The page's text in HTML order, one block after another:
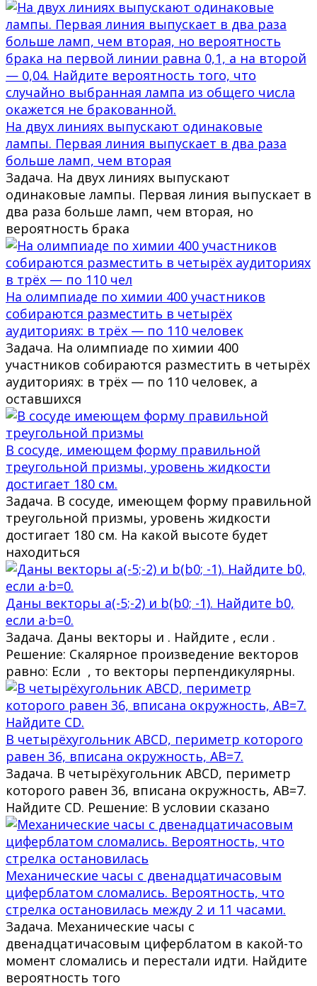
На двух линиях выпускают одинаковые
лампы. Первая линия выпускает в два раза
больше ламп, чем вторая
Задача. На двух линиях выпускают
одинаковые лампы. Первая линия выпускает в
два раза больше ламп, чем вторая, но
вероятность брака
На олимпиаде по химии 400 участников
собираются разместить в четырёх
аудиториях: в трёх — по 110 человек
Задача. На олимпиаде по химии 400
участников собираются разместить в четырёх
аудиториях: в трёх — по 110 человек, а
оставшихся
В сосуде, имеющем форму правильной
треугольной призмы, уровень жидкости
достигает 180 см.
Задача. В сосуде, имеющем форму правильной
треугольной призмы, уровень жидкости
достигает 180 см. На какой высоте будет
находиться
Даны векторы a(-5;-2) и b(b0; -1). Найдите b0,
если a·b=0.
Задача. Даны векторы и . Найдите , если .
Решение: Скалярное произведение векторов
равно: Если , то векторы перпендикулярны.
В четырёхугольник ABCD, периметр которого
равен 36, вписана окружность, AB=7.
Задача. В четырёхугольник ABCD, периметр
которого равен 36, вписана окружность, AB=7.
Найдите CD. Решение: В условии сказано
Механические часы с двенадцатичасовым
циферблатом сломались. Вероятность, что
стрелка остановилась между 2 и 11 часами.
Задача. Механические часы с
двенадцатичасовым циферблатом в какой-то
момент сломались и перестали идти. Найдите
вероятность того